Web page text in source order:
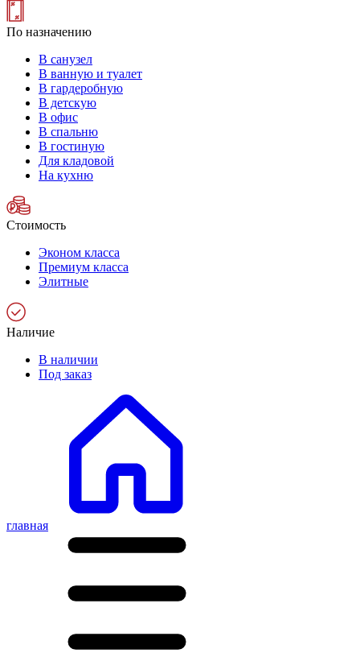
По назначению
В санузел
В ванную и туалет
В гардеробную
В детскую
В офис
В спальню
В гостиную
Для кладовой
На кухню
Стоимость
Эконом класса
Премиум класса
Элитные
Наличие
В наличии
Под заказ
главная